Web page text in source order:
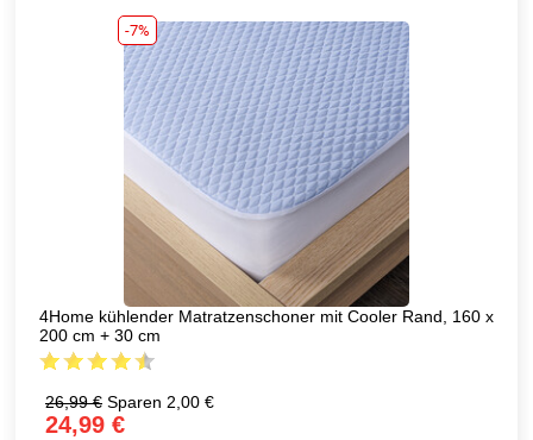
-7%
4Home kühlender Matratzenschoner mit Cooler Rand, 160 x
200 cm + 30 cm
26,99 € Sparen 2,00 €
24,99 €